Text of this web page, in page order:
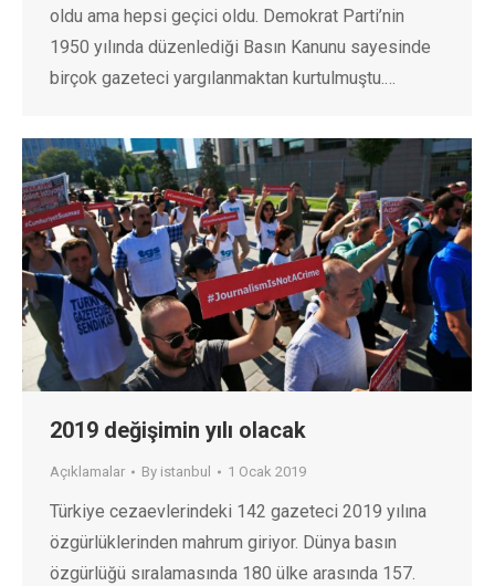
oldu ama hepsi geçici oldu. Demokrat Parti’nin
1950 yılında düzenlediği Basın Kanunu sayesinde
birçok gazeteci yargılanmaktan kurtulmuştu.…
2019 değişimin yılı olacak
Açıklamalar By istanbul 1 Ocak 2019
Türkiye cezaevlerindeki 142 gazeteci 2019 yılına
özgürlüklerinden mahrum giriyor. Dünya basın
özgürlüğü sıralamasında 180 ülke arasında 157.